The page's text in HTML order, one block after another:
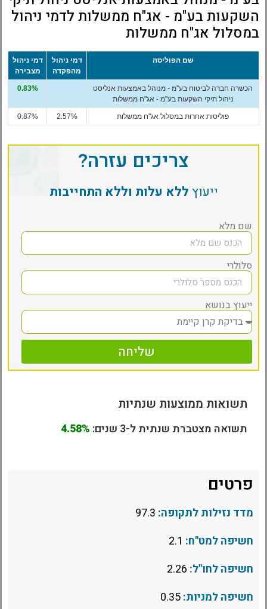
השקעות בע"מ - אג"ח ממשלות לדמי ניהול
במסלול אג"ח ממשלות
שם הפוליסה
דמי ניהול
מהפקדה
דמי ניהול
מצבירה
הכשרה חברה לביטוח בע"מ - מנוהל באמצעות אנליסט
ניהול תיקי השקעות בע"מ - אג"ח ממשלות
0.83%
פוליסות אחרות במסלול אג"ח ממשלות 2.57%
0.87%
צריכים עזרה?
ייעוץללא עלות וללא התחייבות
שם מלא
סלולרי
ייעוץ בנושא
שליחה
תשואות ממוצעות שנתיות
תשואה מצטברת שנתית ל-3 שנים: 4.58%
פרטים
מדד נזילות לתקופה:
חשיפה למט"ח:
חשיפה לחו"ל:
חשיפה למניות: